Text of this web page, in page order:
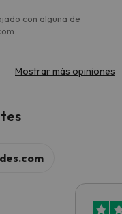
con alguna de
Mostrar más opiniones